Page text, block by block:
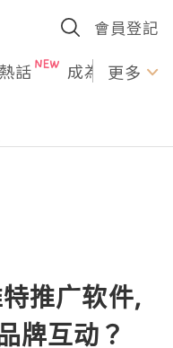
會員登記
話 成為U更多
推广软件,
牌互动？